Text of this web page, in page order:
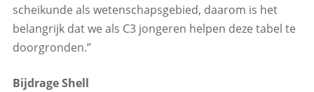
scheikunde als wetenschapsgebied, daarom is het
belangrijk dat we als C3 jongeren helpen deze tabel te
doorgronden.”
Bijdrage Shell